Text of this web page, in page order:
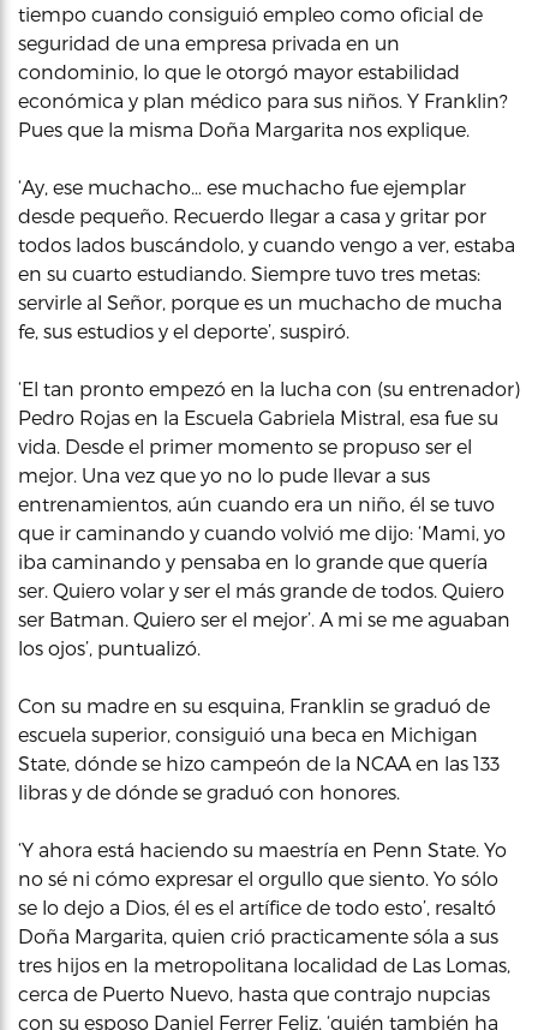
tiempo cuando consiguió empleo como oficial de
seguridad de una empresa privada en un
condominio, lo que le otorgó mayor estabilidad
económica y plan médico para sus niños. Y Franklin?
Pues que la misma Doña Margarita nos explique.
‘Ay, ese muchacho… ese muchacho fue ejemplar
desde pequeño. Recuerdo llegar a casa y gritar por
todos lados buscándolo, y cuando vengo a ver, estaba
en su cuarto estudiando. Siempre tuvo tres metas:
servirle al Señor, porque es un muchacho de mucha
fe, sus estudios y el deporte’, suspiró.
‘El tan pronto empezó en la lucha con (su entrenador)
Pedro Rojas en la Escuela Gabriela Mistral, esa fue su
vida. Desde el primer momento se propuso ser el
mejor. Una vez que yo no lo pude llevar a sus
entrenamientos, aún cuando era un niño, él se tuvo
que ir caminando y cuando volvió me dijo: ‘Mami, yo
iba caminando y pensaba en lo grande que quería
ser. Quiero volar y ser el más grande de todos. Quiero
ser Batman. Quiero ser el mejor’. A mi se me aguaban
los ojos’, puntualizó.
Con su madre en su esquina, Franklin se graduó de
escuela superior, consiguió una beca en Michigan
State, dónde se hizo campeón de la NCAA en las 133
libras y de dónde se graduó con honores.
‘Y ahora está haciendo su maestría en Penn State. Yo
no sé ni cómo expresar el orgullo que siento. Yo sólo
se lo dejo a Dios, él es el artífice de todo esto’, resaltó
Doña Margarita, quien crió practicamente sóla a sus
tres hijos en la metropolitana localidad de Las Lomas,
cerca de Puerto Nuevo, hasta que contrajo nupcias
con su esposo Daniel Ferrer Feliz, ‘quién también ha